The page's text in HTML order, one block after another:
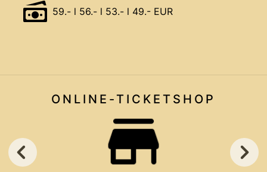
59.- l 56.- l 53.- l 49.- EUR
ONLINE-TICKET SHOP